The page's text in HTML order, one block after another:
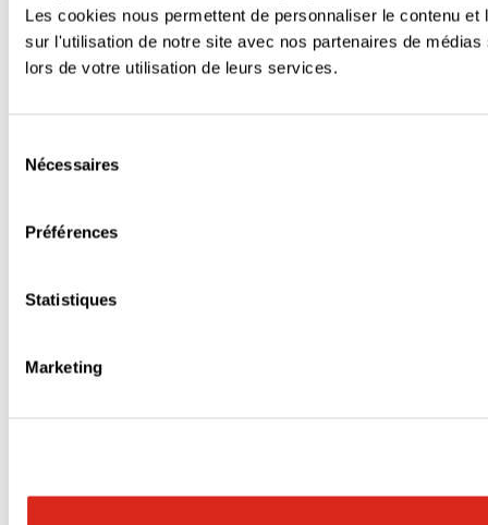
Les cookies nous permettent de personnaliser le contenu
sur l'utilisation de notre site avec nos partenaires de
lors de votre utilisation de leurs services.
Nécessaires
Préférences
Statistiques
Marketing